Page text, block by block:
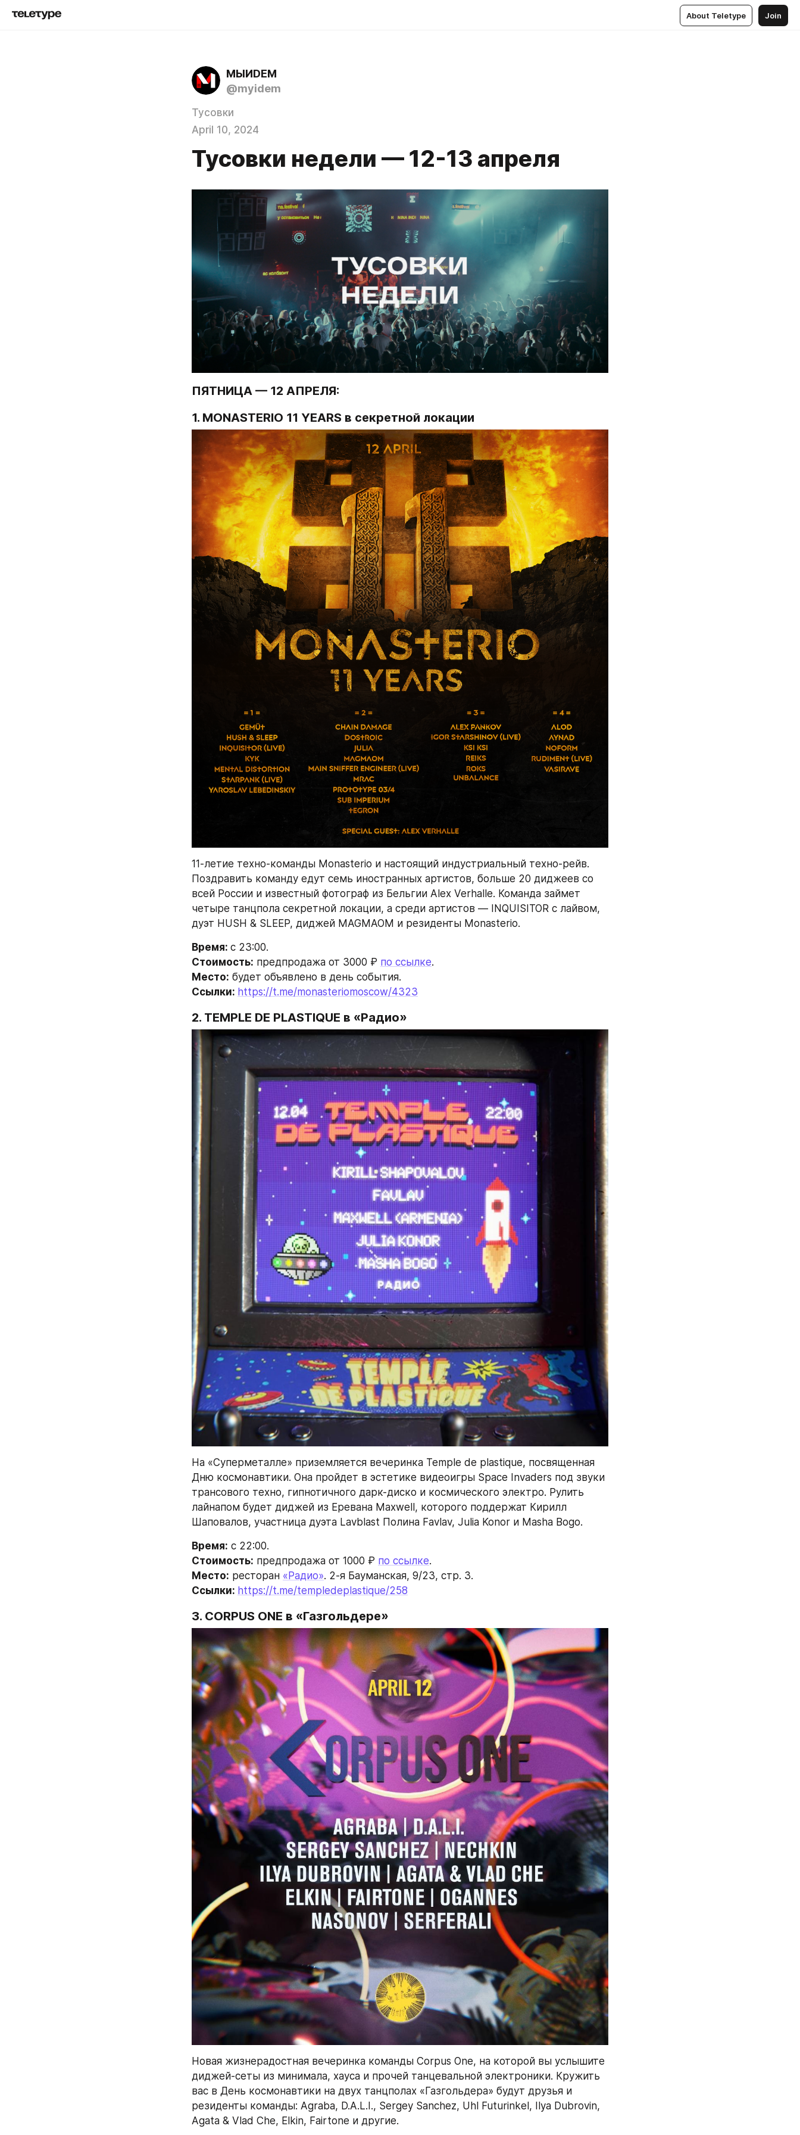
About Teletype Join
МЫИDЕМ
@myidem
Тусовки
April 10, 2024
Тусовки недели — 12-13 апреля
ПЯТНИЦА — 12 АПРЕЛЯ:
1. MONASTERIO 11 YEARS в секретной локации
11-летие техно-команды Monasterio и настоящий индустриальный техно-рейв.
Поздравить команду едут семь иностранных артистов, больше 20 диджеев со
всей России и известный фотограф из Бельгии Alex Verhalle. Команда займет
четыре танцпола секретной локации, а среди артистов — INQUISITOR с лайвом,
дуэт HUSH & SLEEP, диджей MAGMAOM и резиденты Monasterio.
Время: с 23:00.
Стоимость: предпродажа от 3000 ₽ по ссылке.
Место: будет объявлено в день события.
Ссылки: https://t.me/monasteriomoscow/4323
2. TEMPLE DE PLASTIQUE в «Радио»
На «Суперметалле» приземляется вечеринка Temple de plastique, посвященная
Дню космонавтики. Она пройдет в эстетике видеоигры Space Invaders под звуки
трансового техно, гипнотичного дарк-диско и космического электро. Рулить
лайнапом будет диджей из Еревана Maxwell, которого поддержат Кирилл
Шаповалов, участница дуэта Lavblast Полина Favlav, Julia Konor и Masha Bogo.
Время: с 22:00.
Стоимость: предпродажа от 1000 ₽ по ссылке.
Место: ресторан «Радио». 2-я Бауманская, 9/23, стр. 3.
Ссылки: https://t.me/templedeplastique/258
3. CORPUS ONE в «Газгольдере»
Новая жизнерадостная вечеринка команды Corpus One, на которой вы услышите
диджей-сеты из минимала, хауса и прочей танцевальной электроники. Кружить
вас в День космонавтики на двух танцполах «Газгольдера» будут друзья и
резиденты команды: Аgraba, D.A.L.I., Sergey Sanchez, Uhl Futurinkel, Ilya Dubrovin,
Agata & Vlad Che, Elkin, Fairtone и другие.